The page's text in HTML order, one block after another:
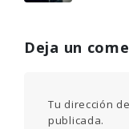
Deja un
Tu dirección
publicada.